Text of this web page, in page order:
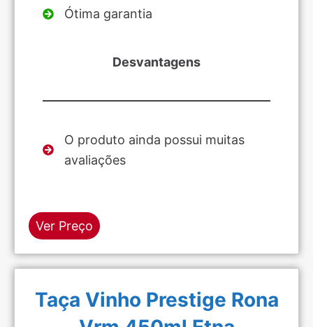
Ótima garantia
Desvantagens
O produto ainda possui muitas
avaliações
Ver Preço
Taça Vinho Prestige Rona